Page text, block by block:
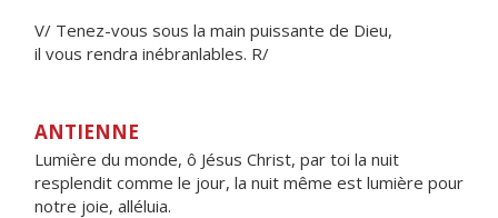
V/ Tenez-vous sous la main puissante de Dieu,
il vous rendra inébranlables. R/
ANTIENNE
Lumière du monde, ô Jésus Christ, par toi la nuit
resplendit comme le jour, la nuit même est lumière pour
notre joie, alléluia.